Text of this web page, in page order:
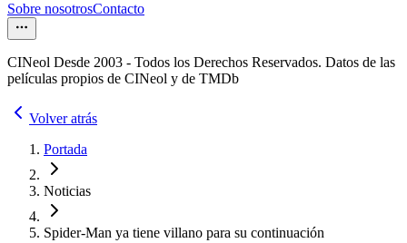
Sobre nosotrosContacto
CINeol Desde 2003 - Todos los Derechos Reservados. Datos de las
películas propios de CINeol y de TMDb
Volver atrás
Portada
Noticias
Spider-Man ya tiene villano para su continuación